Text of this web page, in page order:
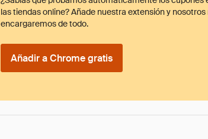
las tiendas online? Añade nuestra extensión y nosotros
encargaremos de todo.
Añadir a Chrome gratis